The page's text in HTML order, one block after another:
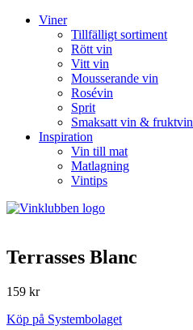
Viner
Tillfälligt sortiment
Rött vin
Vitt vin
Mousserande vin
Rosévin
Sprit
Smaksatt vin & fruktvin
Inspiration
Vin till mat
Matlagning
Vintips
Terrasses Blanc
159 kr
Köp på Systembolaget